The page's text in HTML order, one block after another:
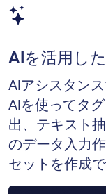
Image
AIを活用し
AIアシスタン
AIを使ってタ
出、テキスト
のデータ入力
セットを作成で